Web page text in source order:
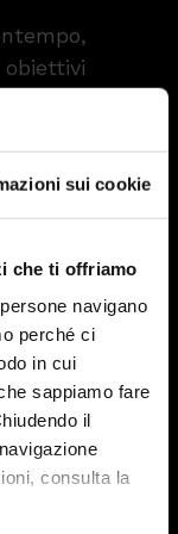
sui cookie
che ti offriamo
navigano
perché ci
in cui
sappiamo fare
il
consulta la
voglia di
a
e